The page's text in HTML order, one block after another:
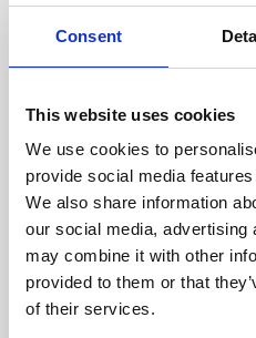
Consent
This website uses cookies
We use cookies to
provide social media
We also share information
our social media, advertising
may combine it with other
provided to them or that
of their services.
y sus
CON
Las piezas
recuperan
un entorno
daños ni